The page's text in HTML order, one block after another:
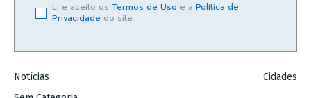
Li e aceito os Termos de Uso e a Política de
Privacidade do site.
Notícias
Cidades